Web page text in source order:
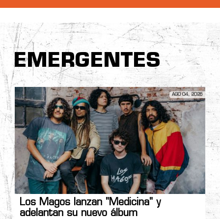
EMERGENTES
AGO 04, 2026
Los Magos lanzan "Medicina" y
adelantan su nuevo álbum